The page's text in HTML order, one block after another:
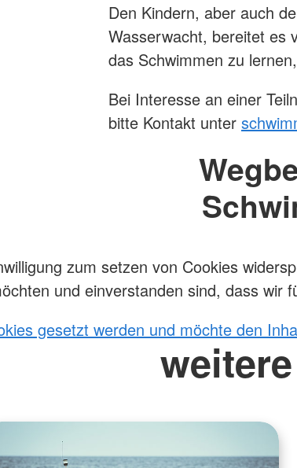
Den Kindern, aber auch
Wasserwacht, bereitet es
das Schwimmen zu
Bei Interesse an einer
bitte Kontakt unter
zum setzen von Cookies
und einverstanden sind, dass wir
gesetzt werden und möchte den